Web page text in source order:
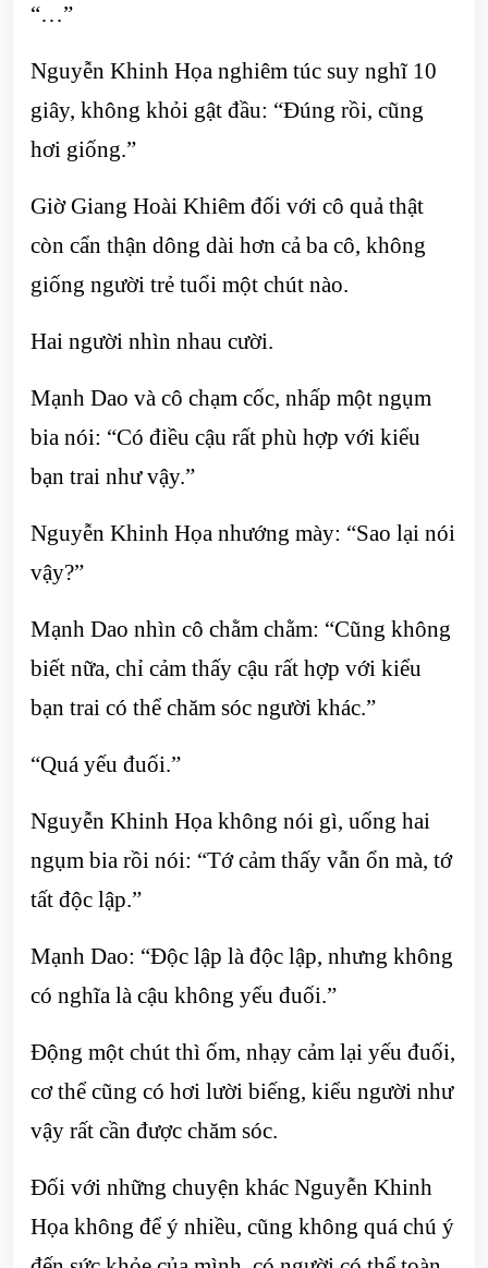
“…”
Nguyễn Khinh Họa nghiêm túc suy nghĩ 10
giây, không khỏi gật đầu: “Đúng rồi, cũng
hơi giống.”
Giờ Giang Hoài Khiêm đối với cô quả thật
còn cẩn thận dông dài hơn cả ba cô, không
giống người trẻ tuổi một chút nào.
Hai người nhìn nhau cười.
Mạnh Dao và cô chạm cốc, nhấp một ngụm
bia nói: “Có điều cậu rất phù hợp với kiểu
bạn trai như vậy.”
Nguyễn Khinh Họa nhướng mày: “Sao lại nói
vậy?”
Mạnh Dao nhìn cô chằm chằm: “Cũng không
biết nữa, chỉ cảm thấy cậu rất hợp với kiểu
bạn trai có thể chăm sóc người khác.”
“Quá yếu đuối.”
Nguyễn Khinh Họa không nói gì, uống hai
ngụm bia rồi nói: “Tớ cảm thấy vẫn ổn mà, tớ
tất độc lập.”
Mạnh Dao: “Độc lập là độc lập, nhưng không
có nghĩa là cậu không yếu đuối.”
Động một chút thì ốm, nhạy cảm lại yếu đuối,
cơ thể cũng có hơi lười biếng, kiểu người như
vậy rất cần được chăm sóc.
Đối với những chuyện khác Nguyễn Khinh
Họa không để ý nhiều, cũng không quá chú ý